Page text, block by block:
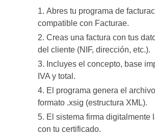
Abres tu programa de
compatible con Facturae.
Creas una factura con tus
del cliente (NIF, dirección, etc.).
Incluyes el concepto, base
IVA y total.
El programa genera el
formato .xsig (estructura XML).
El sistema firma digitalmente
con tu certificado.